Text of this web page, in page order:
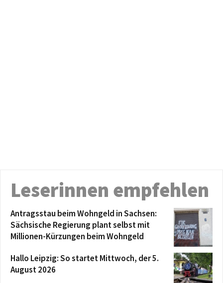
Leserinnen empfehlen
Antragsstau beim Wohngeld in Sachsen:
Sächsische Regierung plant selbst mit
Millionen-Kürzungen beim Wohngeld
Hallo Leipzig: So startet Mittwoch, der 5.
August 2026